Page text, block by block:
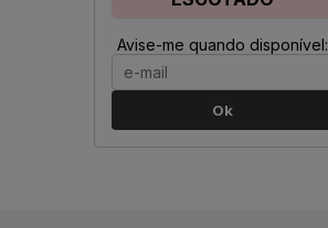
Avise-me quando disponível:
Ok